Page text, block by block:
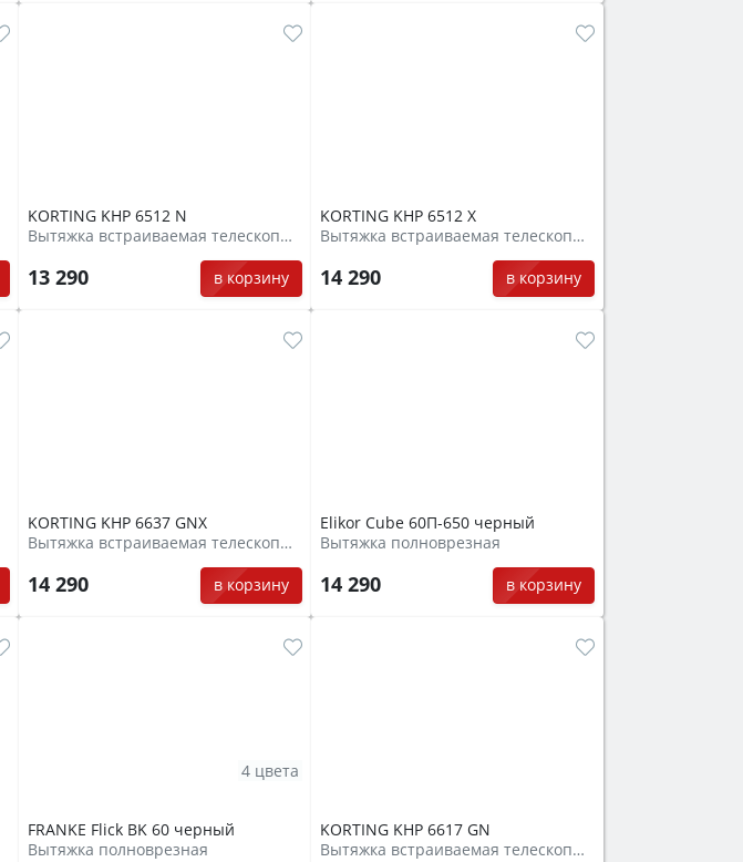
KORTING KHP 6512 N
Вытяжка встраиваемая телескопическая
13 290 в корзину
KORTING KHP 6512 X
Вытяжка встраиваемая телескопическая
14 290 в корзину
KORTING KHP 6637 GNX
Вытяжка встраиваемая телескопическая
14 290 в корзину
Elikor Cube 60П-650 черный
Вытяжка полноврезная
14 290 в корзину
FRANKE Flick BK 60 черный
Вытяжка полноврезная
4 цвета
KORTING KHP 6617 GN
Вытяжка встраиваемая телескопическая